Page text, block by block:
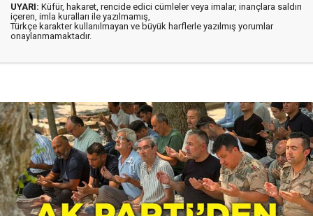
UYARI: Küfür, hakaret, rencide edici cümleler veya imalar, inançlara saldırı
içeren, imla kuralları ile yazılmamış,
Türkçe karakter kullanılmayan ve büyük harflerle yazılmış yorumlar
onaylanmamaktadır.